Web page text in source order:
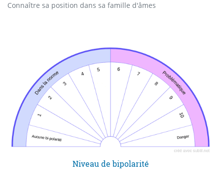
Connaître sa position dans sa famille d'âmes
Niveau de bipolarité